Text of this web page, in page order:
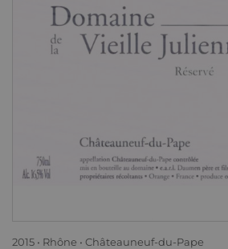
2015 Rhône Châteauneuf-du-Pape